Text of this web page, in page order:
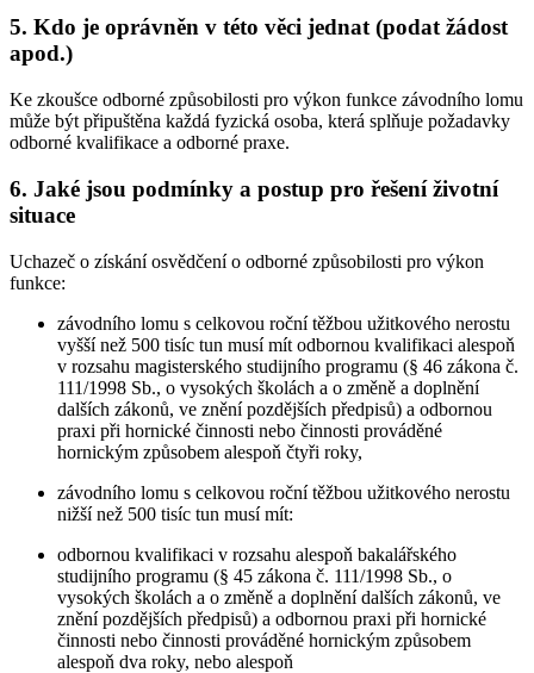
5. Kdo je oprávněn v této věci jednat (podat žádost
apod.)
Ke zkoušce odborné způsobilosti pro výkon funkce závodního lomu
může být připuštěna každá fyzická osoba, která splňuje požadavky
odborné kvalifikace a odborné praxe.
6. Jaké jsou podmínky a postup pro řešení životní
situace
Uchazeč o získání osvědčení o odborné způsobilosti pro výkon
funkce:
závodního lomu s celkovou roční těžbou užitkového nerostu
vyšší než 500 tisíc tun musí mít odbornou kvalifikaci alespoň
v rozsahu magisterského studijního programu (§ 46 zákona č.
111/1998 Sb., o vysokých školách a o změně a doplnění
dalších zákonů, ve znění pozdějších předpisů) a odbornou
praxi při hornické činnosti nebo činnosti prováděné
hornickým způsobem alespoň čtyři roky,
závodního lomu s celkovou roční těžbou užitkového nerostu
nižší než 500 tisíc tun musí mít:
odbornou kvalifikaci v rozsahu alespoň bakalářského
studijního programu (§ 45 zákona č. 111/1998 Sb., o
vysokých školách a o změně a doplnění dalších zákonů, ve
znění pozdějších předpisů) a odbornou praxi při hornické
činnosti nebo činnosti prováděné hornickým způsobem
alespoň dva roky, nebo alespoň